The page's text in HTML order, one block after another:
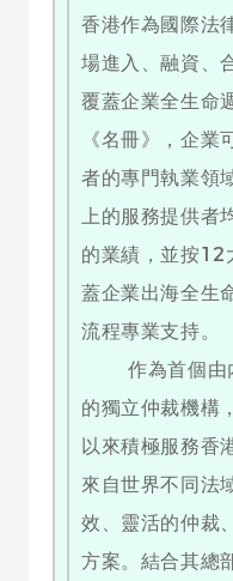
香港作為國際法
場進入、融資、
覆蓋企業全生命
《名冊》，企業
者的專門執業領
上的服務提供者
的業績，並按12
蓋企業出海全生
流程專業支持。
作為首個由內
的獨立仲裁機構
以來積極服務香
來自世界不同法
效、靈活的仲裁
方案。結合其總